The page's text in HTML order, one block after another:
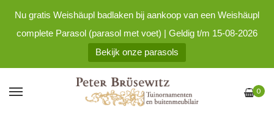
Nu gratis Weishäupl badlaken bij aankoop van een Weishäupl
complete Parasol (parasol met voet) | Geldig t/m 15-08-2026
Bekijk onze parasols
0